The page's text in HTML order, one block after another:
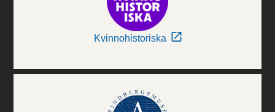
Kvinnohistoriska